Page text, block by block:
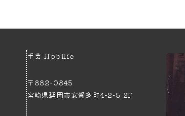
手芸 Hobilie
〒882-0845
宮崎県延岡市安賀多町4−2−5 2F